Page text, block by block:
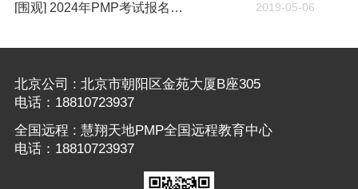
[围观] 2024年PMP考试报名通知 2019-05-06
北京公司 : 北京市朝阳区金苑大厦B座305
电话：18810723937
全国远程 : 慧翔天地PMP全国远程教育中心
电话：18810723937